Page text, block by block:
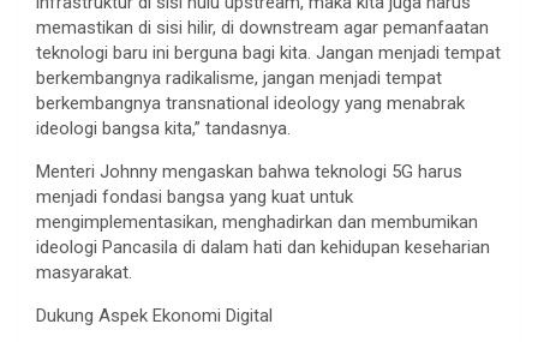
memastikan di sisi hilir, di downstream agar pemanfaatan
teknologi baru ini berguna bagi kita. Jangan menjadi tempat
berkembangnya radikalisme, jangan menjadi tempat
berkembangnya transnational ideology yang menabrak
ideologi bangsa kita,” tandasnya.
Menteri Johnny mengaskan bahwa teknologi 5G harus
menjadi fondasi bangsa yang kuat untuk
mengimplementasikan, menghadirkan dan membumikan
ideologi Pancasila di dalam hati dan kehidupan keseharian
masyarakat.
Dukung Aspek Ekonomi Digital